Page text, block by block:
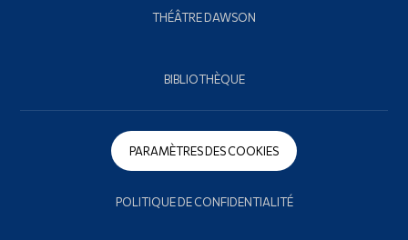
THÉÂTRE DAWSON
BIBLIOTHÈQUE
PARAMÈTRES DES COOKIES
POLITIQUE DE CONFIDENTIALITÉ